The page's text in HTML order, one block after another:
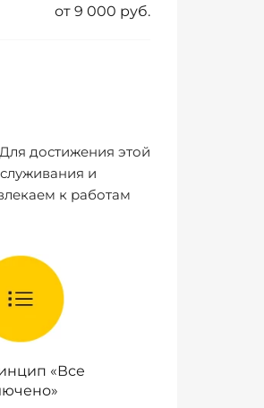
от 9 000 руб.
достижения этой
и
к работам
«Все